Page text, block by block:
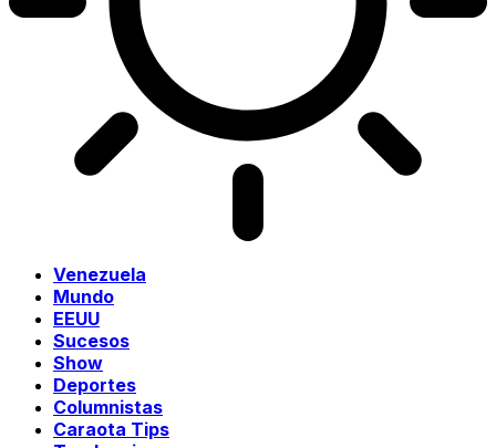
Venezuela
Mundo
EEUU
Sucesos
Show
Deportes
Columnistas
Caraota Tips